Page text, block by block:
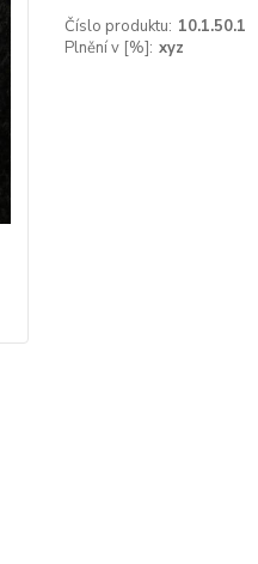
Číslo produktu: 10.1.50.1
Plnění v [%]: xyz